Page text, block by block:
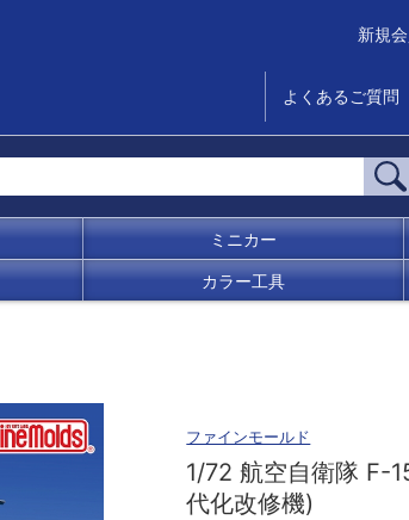
新規
よくあるご質問
ミニカー
カラー工具
ファインモールド
1/72 航空自衛隊 F-
代化改修機)